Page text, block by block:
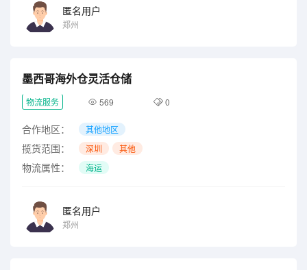
匿名用户
郑州
墨西哥海外仓灵活仓储
物流服务 569 0
合作地区： 其他地区
揽货范围： 深圳 其他
物流属性： 海运
匿名用户
郑州